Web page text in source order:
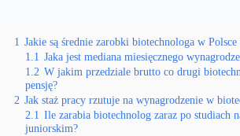
1 Jakie są średnie zarobki biotechnologa w
1.1 Jaka jest mediana miesięcznego
1.2 W jakim przedziale brutto co drugi
pensję?
2 Jak staż pracy rzutuje na wynagrodzenie w
2.1 Ile zarabia biotechnolog zaraz po studiach
juniorskim?